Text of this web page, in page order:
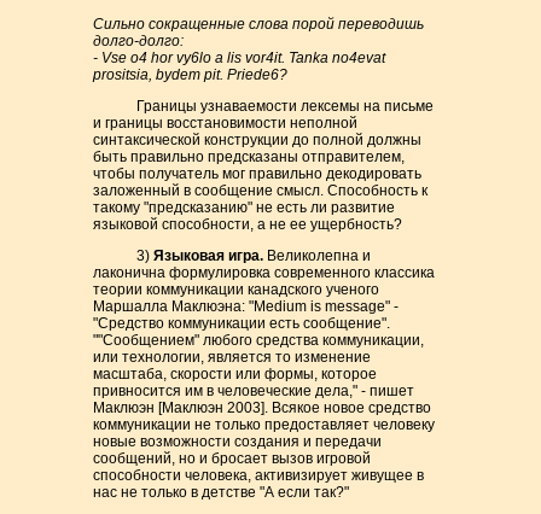
Сильно сокращенные слова порой переводишь
долго-долго:
- Vse o4 hor vy6lo a lis vor4it. Tanka no4evat
prositsia, bydem pit. Priede6?
Границы узнаваемости лексемы на письме
и границы восстановимости неполной
синтаксической конструкции до полной должны
быть правильно предсказаны отправителем,
чтобы получатель мог правильно декодировать
заложенный в сообщение смысл. Способность к
такому "предсказанию" не есть ли развитие
языковой способности, а не ее ущербность?
3)Языковая игра. Великолепна и
лаконична формулировка современного классика
теории коммуникации канадского ученого
Маршалла Маклюэна: "Medium is message" -
"Средство коммуникации есть сообщение".
""Сообщением" любого средства коммуникации,
или технологии, является то изменение
масштаба, скорости или формы, которое
привносится им в человеческие дела," - пишет
Маклюэн [Маклюэн 2003]. Всякое новое средство
коммуникации не только предоставляет человеку
новые возможности создания и передачи
сообщений, но и бросает вызов игровой
способности человека, активизирует живущее в
нас не только в детстве "А если так?"